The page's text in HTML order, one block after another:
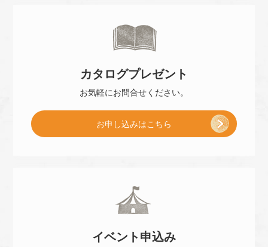
予
カタログプレゼント
お気軽にお問合せください。
お申し込みはこちら
イベント 申込み